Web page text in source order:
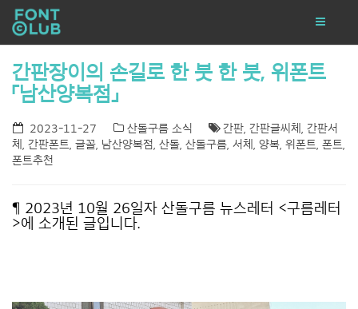
간판장이의 손길로 한 붓 한 붓, 위폰트
「남산양복점」
2023-11-27 산돌구름 소식 간판 간판글씨체
간판서
체
간판폰트 글꼴 남산양복점 산돌 산돌구름 서체 양복 위폰트 폰트
폰트추천
¶ 2023년 10월 26일자 산돌구름 뉴스레터 <구름레터
>에 소개된 글입니다.